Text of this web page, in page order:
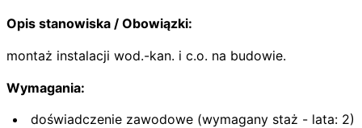
Opis stanowiska / Obowiązki:
montaż instalacji wod.-kan. i c.o. na budowie.
Wymagania:
doświadczenie zawodowe (wymagany staż - lata: 2)